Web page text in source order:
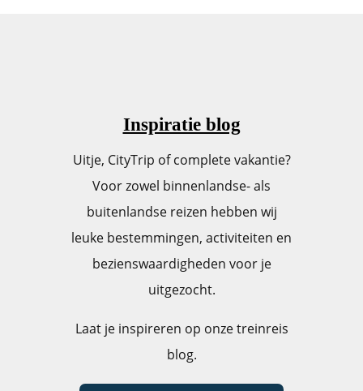
Inspiratie blog
Uitje, CityTrip of complete vakantie?
Voor zowel binnenlandse- als
buitenlandse reizen hebben wij
leuke bestemmingen, activiteiten en
bezienswaardigheden voor je
uitgezocht.
Laat je inspireren op onze treinreis
blog.